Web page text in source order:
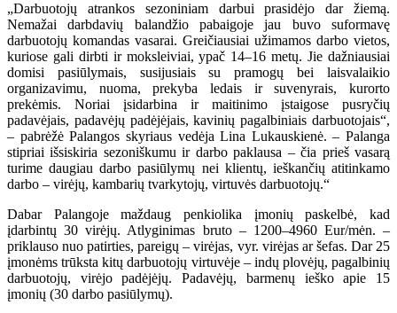
„Darbuotojų atrankos sezoniniam darbui prasidėjo dar žiemą.
Nemažai darbdavių balandžio pabaigoje jau buvo suformavę
darbuotojų komandas vasarai. Greičiausiai užimamos darbo vietos,
kuriose gali dirbti ir moksleiviai, ypač 14–16 metų. Jie dažniausiai
domisi pasiūlymais, susijusiais su pramogų bei laisvalaikio
organizavimu, nuoma, prekyba ledais ir suvenyrais, kurorto
prekėmis. Noriai įsidarbina ir maitinimo įstaigose pusryčių
padavėjais, padavėjų padėjėjais, kavinių pagalbiniais darbuotojais“,
– pabrėžė Palangos skyriaus vedėja Lina Lukauskienė. – Palanga
stipriai išsiskiria sezoniškumu ir darbo paklausa – čia prieš vasarą
turime daugiau darbo pasiūlymų nei klientų, ieškančių atitinkamo
darbo – virėjų, kambarių tvarkytojų, virtuvės darbuotojų.“
Dabar Palangoje maždaug penkiolika įmonių paskelbė, kad
įdarbintų 30 virėjų. Atlyginimas bruto – 1200–4960 Eur/mėn. –
priklauso nuo patirties, pareigų – virėjas, vyr. virėjas ar šefas. Dar 25
įmonėms trūksta kitų darbuotojų virtuvėje – indų plovėjų, pagalbinių
darbuotojų, virėjo padėjėjų. Padavėjų, barmenų ieško apie 15
įmonių (30 darbo pasiūlymų).